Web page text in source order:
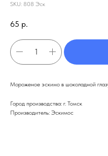
SKU: 808 Эск
65 р.
Мороженое эскимо в шоколадной
Город производства: г. Томск
Производитель: Эскимос